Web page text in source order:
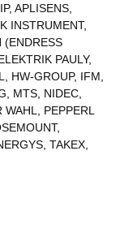
, APLISENS
INSTRUMENT,
(ENDRESS
PAULY,
HW-GROUP, IFM
MTS NIDEC
WAHL
PEPPERL
,
TAKEX